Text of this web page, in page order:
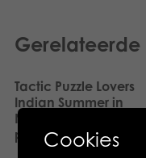
Tactic Puzzle Lovers
Indian Summer in
Norrbotten 1000 pcs
puzzleCookies